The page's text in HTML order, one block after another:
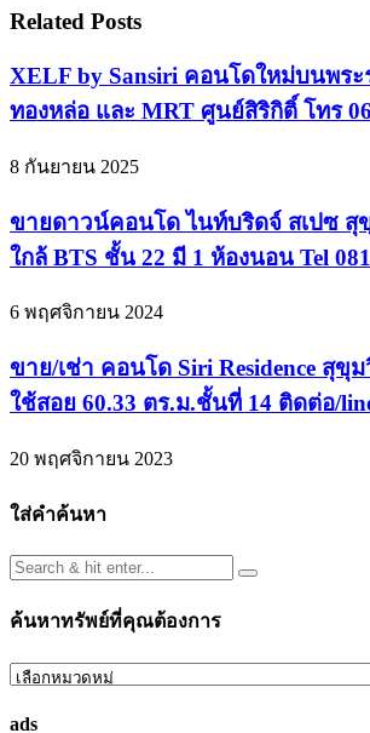
Related Posts
XELF by Sansiri คอนโดใหม่บนพระ
ทองหล่อ และ MRT ศูนย์สิริกิติ์ โทร
8 กันยายน 2025
ขายดาวน์คอนโด ไนท์บริดจ์ สเปซ สุ
ใกล้ BTS ชั้น 22 มี 1 ห้องนอน Tel
6 พฤศจิกายน 2024
ขาย/เช่า คอนโด Siri Residence สุขุ
ใช้สอย 60.33 ตร.ม.ชั้นที่ 14 ติดต่อ/
20 พฤศจิกายน 2023
ใส่คำค้นหา
ค้นหาทรัพย์ที่คุณต้องการ
ค้นหา
ads